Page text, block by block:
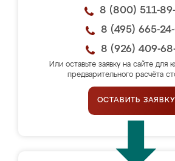
8 (800) 511-
8 (495) 665-
8 (926) 409-
Или оставьте заявку на сайте для
предварительного расчёта
ОСТАВИТЬ ЗАЯВКУ